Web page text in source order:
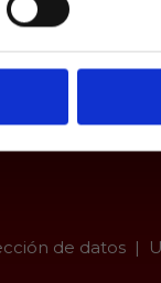
debe
de datos